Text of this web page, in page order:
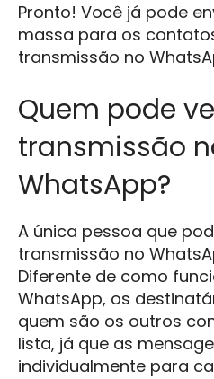
Pronto! Você já pode
massa para os
transmissão no
Quem pode
transmissão
WhatsApp?
A única pessoa que
transmissão no
Diferente de como
WhatsApp, os
quem são os outros
lista, já que as
individualmente para